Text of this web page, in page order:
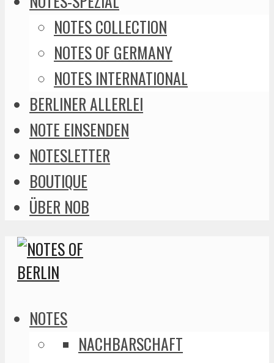
NOTES COLLECTION
NOTES OF GERMANY
NOTES INTERNATIONAL
BERLINER ALLERLEI
NOTE EINSENDEN
NOTESLETTER
BOUTIQUE
ÜBER NOB
NOTES
NACHBARSCHAFT